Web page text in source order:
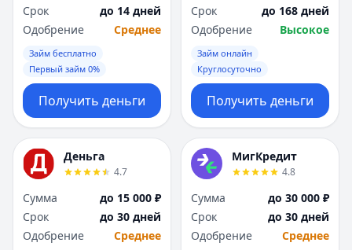
Срок
до 14 дней
Одобрение
Среднее
Займ бесплатно
Первый займ 0%
Получить деньги
Срок
до 168 дней
Одобрение
Высокое
Займ онлайн
Круглосуточно
Получить деньги
Деньга
4.7
Сумма
до 15 000 ₽
Срок
до 30 дней
Одобрение
Среднее
МигКредит
4.8
Сумма
до 30 000 ₽
Срок
до 30 дней
Одобрение
Среднее